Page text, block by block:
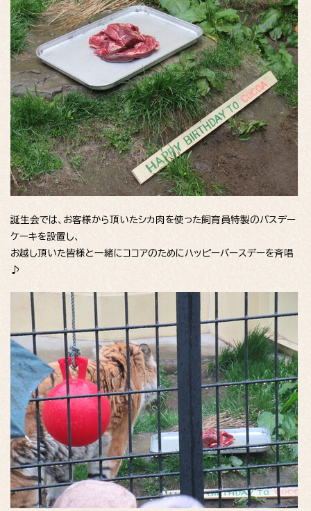
誕生会では、お客様から頂いたシカ肉を使った飼育員特製のバスデー
ケーキを設置し、
お越し頂いた皆様と一緒にココアのためにハッピーバースデーを斉唱
♪